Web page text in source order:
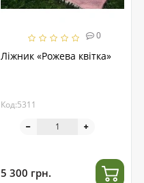
0
Ліжник «Рожева квітка»
Код:5311
5 300 грн.